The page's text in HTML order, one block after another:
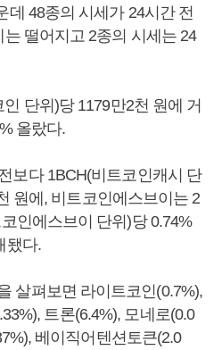
데 48종의 시세가 24시간 전
떨어지고 2종의 시세는 24
단위)당 1179만2천 원에 거
올랐다.
보다 1BCH(비트코인캐시 단
원에, 비트코인에스브이는 2
인에스브이 단위)당 0.74%
됐다.
살펴보면 라이트코인(0.7%),
트론(6.4%), 모네로(0.0
베이직어텐션토큰(2.0